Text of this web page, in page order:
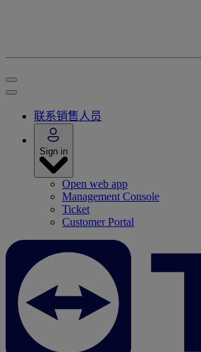
联系销售人员
Sign in
Open web app
Management Console
Ticket
Customer Portal